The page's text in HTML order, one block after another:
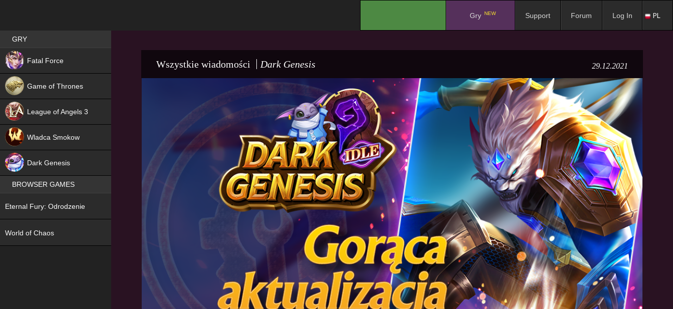
Gry NEW Support Forum Log In PL
Wszystkie wiadomości Dark Genesis 29.12.2021
Best RPG games in Poland
GRY
Fatal Force
Game of Thrones
League of Angels 3
Wladca Smokow
Dark Genesis
BROWSER GAMES
Eternal Fury: Odrodzenie
World of Chaos